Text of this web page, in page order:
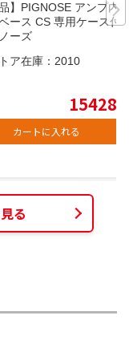
品】PIGNOSE アンプ内
ース CS 専用ケース付
ーズ
ア在庫： 2010
15428
カートに入れる
る